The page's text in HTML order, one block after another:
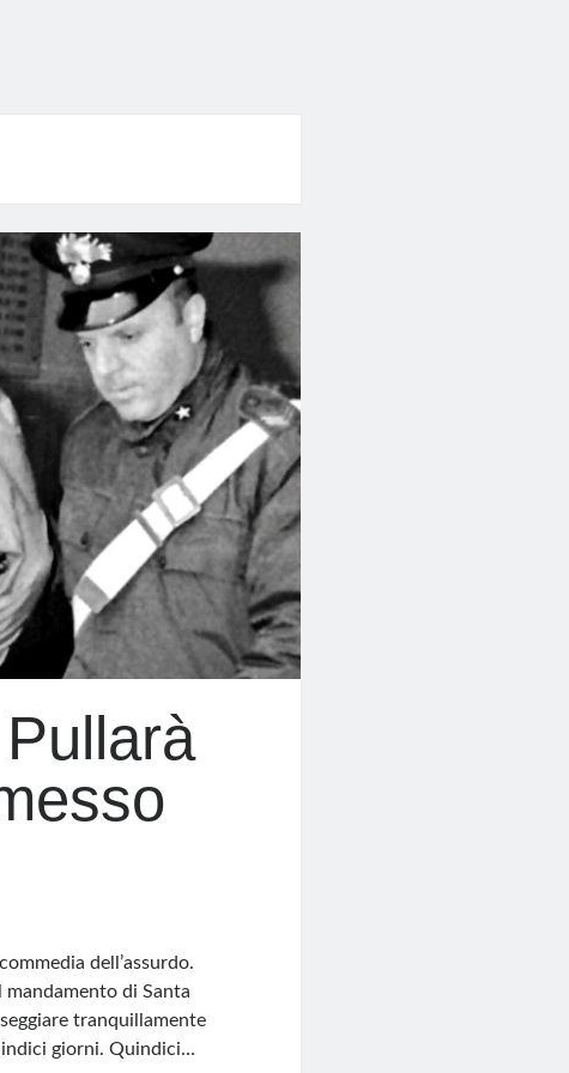
dell’assurdo.
mandamento di Santa
tranquillamente
giorni. Quindici…